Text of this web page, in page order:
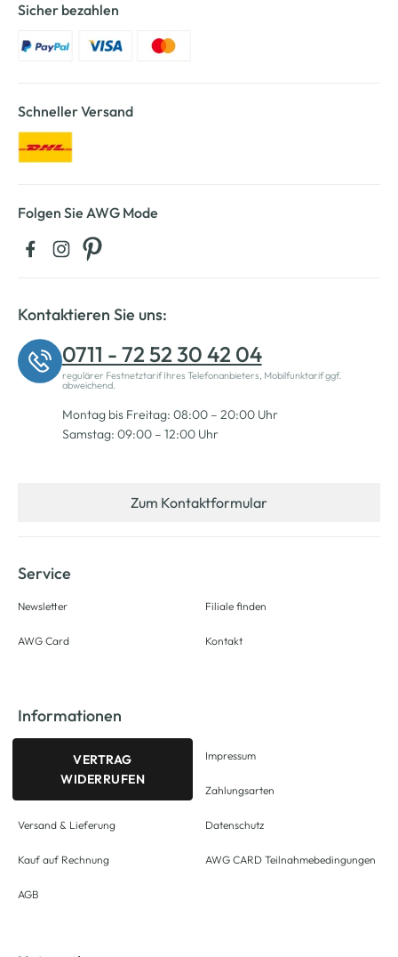
Sicher bezahlen
Schneller Versand
Folgen Sie AWG Mode
Kontaktieren Sie uns:
0711 - 72 52 30 42 04
regulärer Festnetztarif Ihres Telefonanbieters, Mobilfunktarif ggf.
abweichend.
Montag bis Freitag: 08:00 – 20:00 Uhr
Samstag: 09:00 – 12:00 Uhr
Zum Kontaktformular
Service
Newsletter
AWG Card
Filiale finden
Kontakt
Informationen
VERTRAG
WIDERRUFEN
Versand & Lieferung
Kauf auf Rechnung
AGB
Impressum
Zahlungsarten
Datenschutz
AWG CARD Teilnahmebedingungen